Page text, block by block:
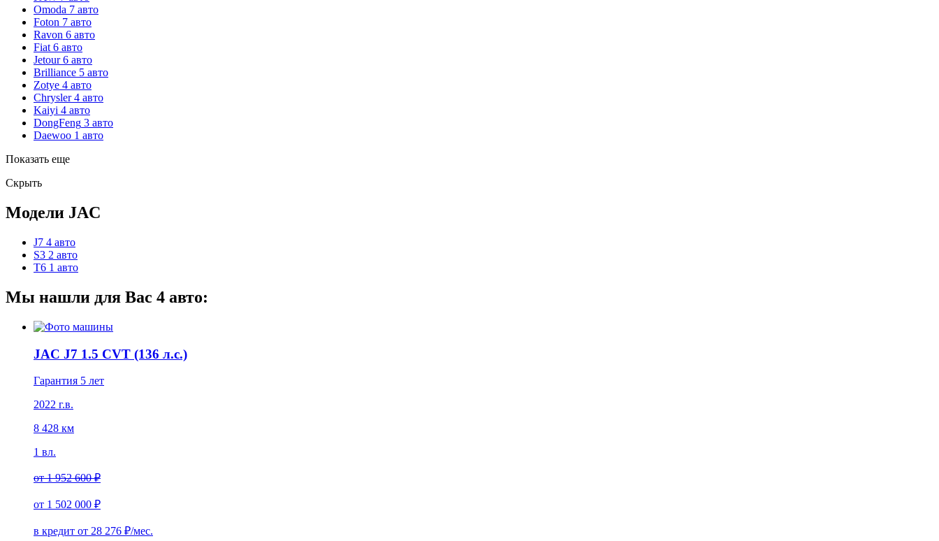
Omoda 7 авто
Foton 7 авто
Ravon 6 авто
Fiat 6 авто
Jetour 6 авто
Brilliance 5 авто
Zotye 4 авто
Chrysler 4 авто
Kaiyi 4 авто
DongFeng 3 авто
Daewoo 1 авто
Показать еще
Скрыть
Модели JAC
J7 4 авто
S3 2 авто
T6 1 авто
Мы нашли для Вас 4 авто:
JAC J7 1.5 CVT (136 л.с.)
Гарантия 5 лет
2022 г.в.
8 428 км
1 вл.
от1 952 600 ₽
от 1 502 000 ₽
в кредит от 28 276 ₽/мес.